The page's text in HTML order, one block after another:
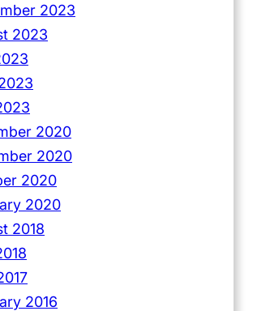
2023
2023
2020
2020
2020
2020
2018
2016